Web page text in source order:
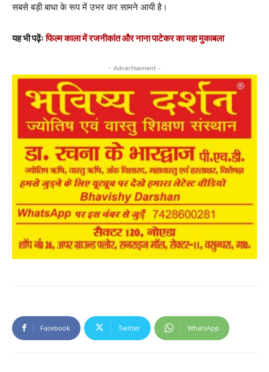
सबसे बड़ी बाधा के रूप में उभर कर सामने आयी है।
यह भी पढ़ेंःफिल्म काला में रजनीकांत और नाना पाटेकर का महा मुकाबला
- Advertisement -
Facebook Twitter WhatsApp